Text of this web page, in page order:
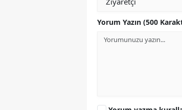
Yorum Yazın (500